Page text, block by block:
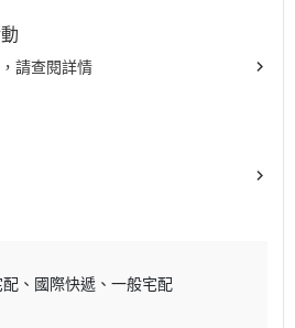
請查閱詳情
配 國際快遞
一般宅配